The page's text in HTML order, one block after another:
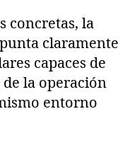
concretas, la
claramente
capaces de
la operación
entorno